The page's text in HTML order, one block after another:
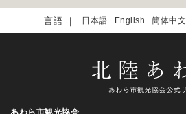
日本語 English 簡体中文
あわら市観光協会